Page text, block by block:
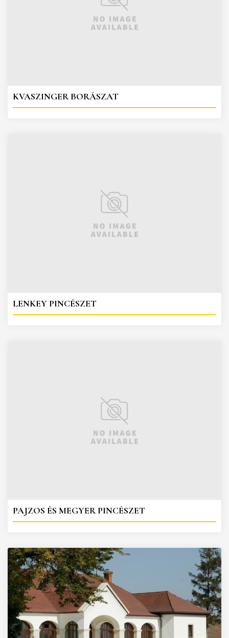
KVASZINGER BORÁSZAT
LENKEY PINCÉSZET
PAJZOS ÉS MEGYER PINCÉSZET